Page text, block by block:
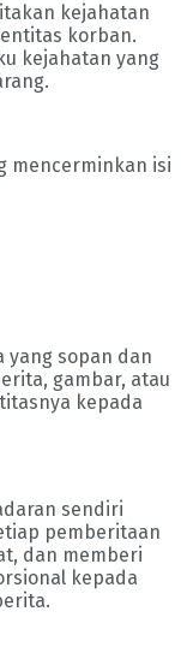
kejahatan
korban.
kejahatan yang
mencerminkan isi
yang sopan dan
gambar, atau
kepada
sendiri
pemberitaan
dan memberi
kepada